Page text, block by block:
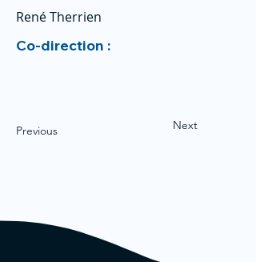
René Therrien
Co-direction :
Previous Next